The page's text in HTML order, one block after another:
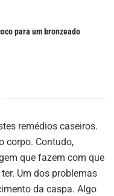
para um bronzeado
remédios caseiros.
corpo. Contudo,
que fazem com que
Um dos problemas
da caspa. Algo